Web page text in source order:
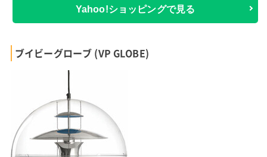
Yahoo!ショッピングで見る
ブイビーグローブ (VP GLOBE)